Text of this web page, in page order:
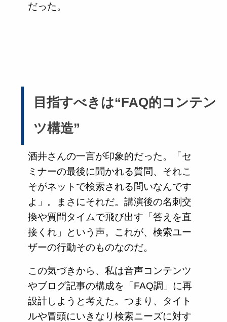
だった。
目指すべきは“FAQ的コンテン
ツ構造”
酒井さんの一言が印象的だった。「セ
ミナーの最後に聞かれる質問、それこ
そがネットで検索される問いなんです
よ」。まさにそれだ。講演後の名刺交
換や質問タイムで飛び出す「答えを直
接くれ」という声。これが、検索ユー
ザーの行動そのものなのだ。
この気づきから、私は音声コンテンツ
やブログ記事の構成を「FAQ調」に再
設計しようと考えた。つまり、タイト
ルや冒頭にいきなり検索ニーズに対す